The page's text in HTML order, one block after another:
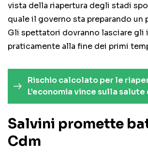
vista della riapertura degli stadi
quale il governo sta preparando un
Gli spettatori dovranno lasciare gli
praticamente alla fine dei primi
Rischio calcolato per le
L’economia vince sulla
Salvini promette
Cdm